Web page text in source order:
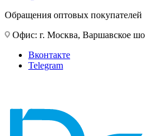
Обращения оптовых покупателей
Офис: г. Москва, Варшавское
Вконтакте
Telegram